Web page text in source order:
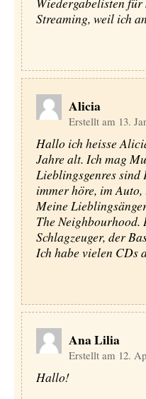
Streaming, weil ich
Alicia
Erstellt am 13.
Hallo ich heisse
Jahre alt. Ich mag
Lieblingsgenres sind
immer höre, im
Meine
The Neighbourhood.
Schlagzeuger, der
Ich habe vielen CDs
Ana Lilia
Erstellt am 12.
Hallo!